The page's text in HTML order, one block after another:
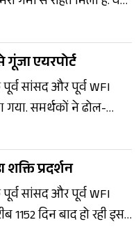
एयरपोर्ट
सांसद और पूर्व WFI
गया. समर्थकों ने ढोल-
प्रदर्शन
सांसद और पूर्व WFI
दिन बाद हो रही इस